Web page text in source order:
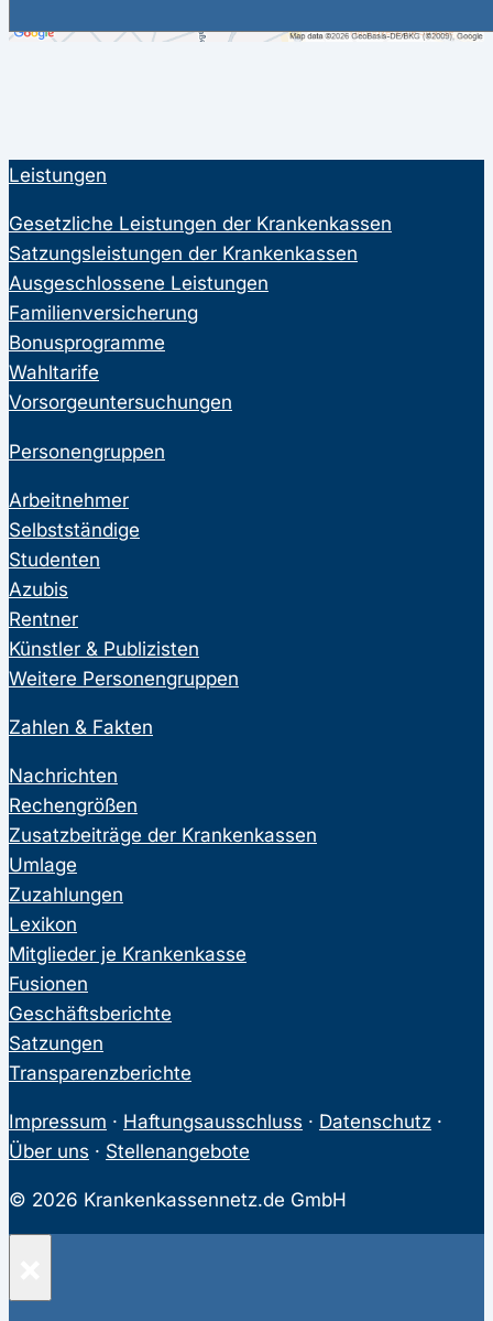
Leistungen
Gesetzliche Leistungen der Krankenkassen
Satzungsleistungen der Krankenkassen
Ausgeschlossene Leistungen
Familienversicherung
Bonusprogramme
Wahltarife
Vorsorgeuntersuchungen
Personengruppen
Arbeitnehmer
Selbstständige
Studenten
Azubis
Rentner
Künstler & Publizisten
Weitere Personengruppen
Zahlen & Fakten
Nachrichten
Rechengrößen
Zusatzbeiträge der Krankenkassen
Umlage
Zuzahlungen
Lexikon
Mitglieder je Krankenkasse
Fusionen
Geschäftsberichte
Satzungen
Transparenzberichte
Impressum · Haftungsausschluss · Datenschutz ·
Über uns · Stellenangebote
© 2026 Krankenkassennetz.de GmbH